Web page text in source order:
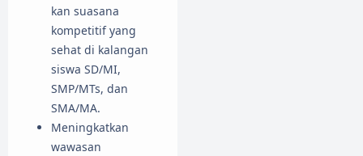
kan suasana
kompetitif yang
sehat di kalangan
siswa SD/MI,
SMP/MTs, dan
SMA/MA.
Meningkatkan
wawasan